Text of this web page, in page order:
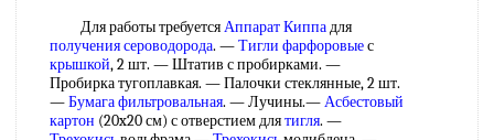
Для работы требуетсяАппарат Киппадля
получения сероводорода. —Тигли фарфоровыес
крышкой, 2 шт. — Штатив с пробирками. —
Пробирка тугоплавкая. — Палочки стеклянные, 2 шт.
—Бумага фильтровальная. — Лучины.—Асбестовый
картон (20x20 см) с отверстием длятигля. —